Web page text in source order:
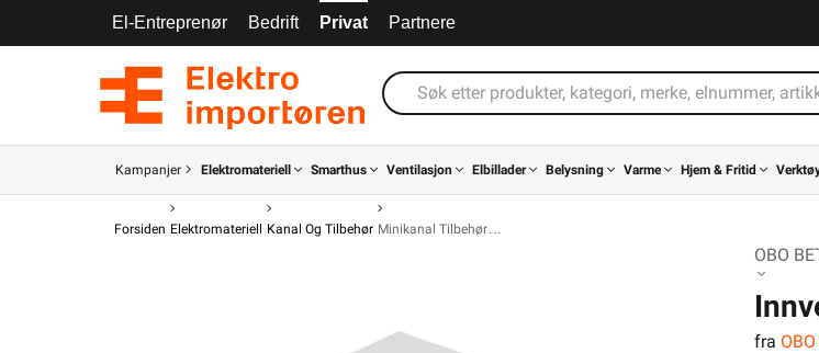
El-Entreprenør Bedrift Privat Partnere
Kampanjer Elektromateriell Smarthus Ventilasjon Elbillader Belysning Varme Hjem & Fritid
Forsiden Elektromateriell Kanal Og Tilbehør Minikanal Tilbehør
OBO
fra